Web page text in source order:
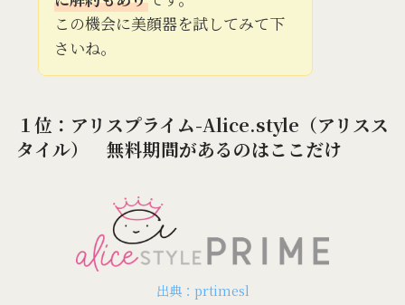
この機会に美顔器を試してみて下
さいね。
１位：アリスプライム-Alice.style（アリスス
タイル） 無料期間があるのはここだけ
出典：prtimesl